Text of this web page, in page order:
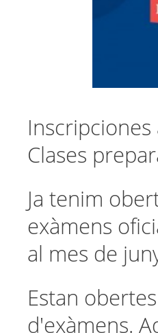
Clases
Ja tenim
exàmens
al mes de
Estan
d'exàmens.